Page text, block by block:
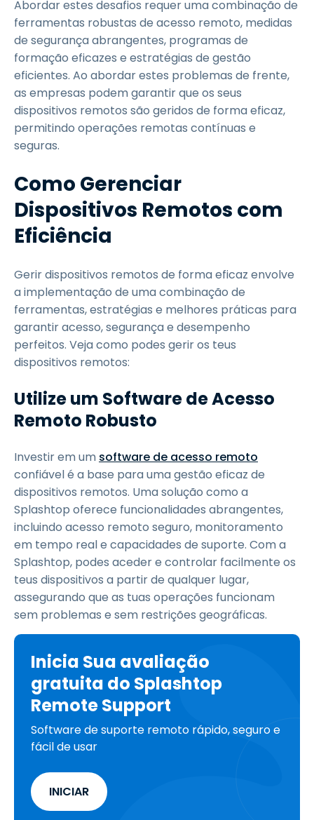
Abordar estes desafios requer uma combinação de
ferramentas robustas de acesso remoto, medidas
de segurança abrangentes, programas de
formação eficazes e estratégias de gestão
eficientes. Ao abordar estes problemas de frente,
as empresas podem garantir que os seus
dispositivos remotos são geridos de forma eficaz,
permitindo operações remotas contínuas e
seguras.
Como Gerenciar
Dispositivos Remotos com
Eficiência
Gerir dispositivos remotos de forma eficaz envolve
a implementação de uma combinação de
ferramentas, estratégias e melhores práticas para
garantir acesso, segurança e desempenho
perfeitos. Veja como podes gerir os teus
dispositivos remotos:
Utilize um Software de Acesso
Remoto Robusto
Investir em um software de acesso remoto
confiável é a base para uma gestão eficaz de
dispositivos remotos. Uma solução como a
Splashtop oferece funcionalidades abrangentes,
incluindo acesso remoto seguro, monitoramento
em tempo real e capacidades de suporte. Com a
Splashtop, podes aceder e controlar facilmente os
teus dispositivos a partir de qualquer lugar,
assegurando que as tuas operações funcionam
sem problemas e sem restrições geográficas.
Inicia Sua avaliação
gratuita do Splashtop
Remote Support
Software de suporte remoto rápido, seguro e
fácil de usar
INICIAR